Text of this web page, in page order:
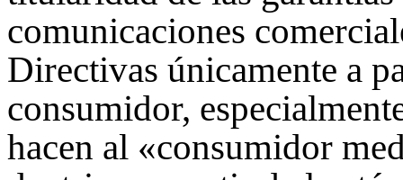
comunicaciones
Directivas únicamente a
consumidor,
hacen al «consumidor